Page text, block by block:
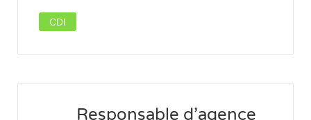
CDI
Responsable d’agence